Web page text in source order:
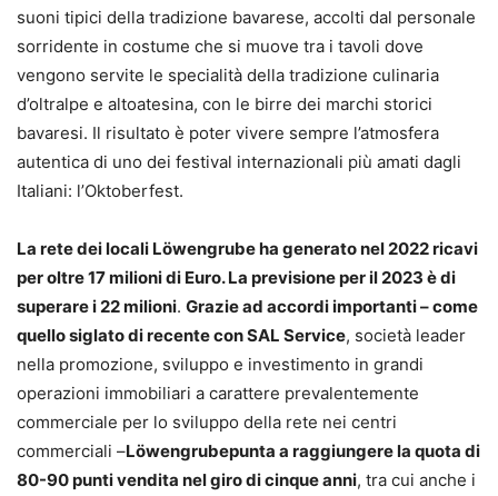
suoni tipici della tradizione bavarese, accolti dal personale
sorridente in costume che si muove tra i tavoli dove
vengono servite le specialità della tradizione culinaria
d’oltralpe e altoatesina, con le birre dei marchi storici
bavaresi. Il risultato è poter vivere sempre l’atmosfera
autentica di uno dei festival internazionali più amati dagli
Italiani: l’Oktoberfest.
La rete dei locali Löwengrube ha generato nel 2022 ricavi
per oltre 17 milioni di Euro. La previsione per il 2023 è di
superare i 22 milioni. Grazie ad accordi importanti – come
quello siglato di recente con SAL Service, società leader
nella promozione, sviluppo e investimento in grandi
operazioni immobiliari a carattere prevalentemente
commerciale per lo sviluppo della rete nei centri
commerciali –Löwengrubepunta a raggiungere la quota di
80-90 punti vendita nel giro di cinque anni, tra cui anche i